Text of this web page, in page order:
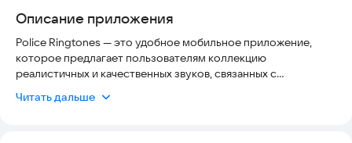
Описание приложения
Police Ringtones — это удобное мобильное приложение,
которое предлагает пользователям коллекцию
реалистичных и качественных звуков, связанных с
уникальные рингтоны и хочет добавить немного драматизма
Читать дальше